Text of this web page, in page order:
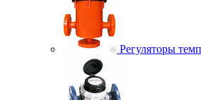
Регуляторы